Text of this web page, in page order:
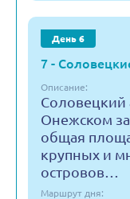
День 6
7 -
Описание:
Соловецкий
Онежском
общая
крупных и
островов…
Маршрут дня: